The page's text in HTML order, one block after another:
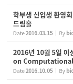
학부생 신입생 환영
드림홀
Date2016.03.15 By
2016년 10월 5일
on
Date2016.10.05 By